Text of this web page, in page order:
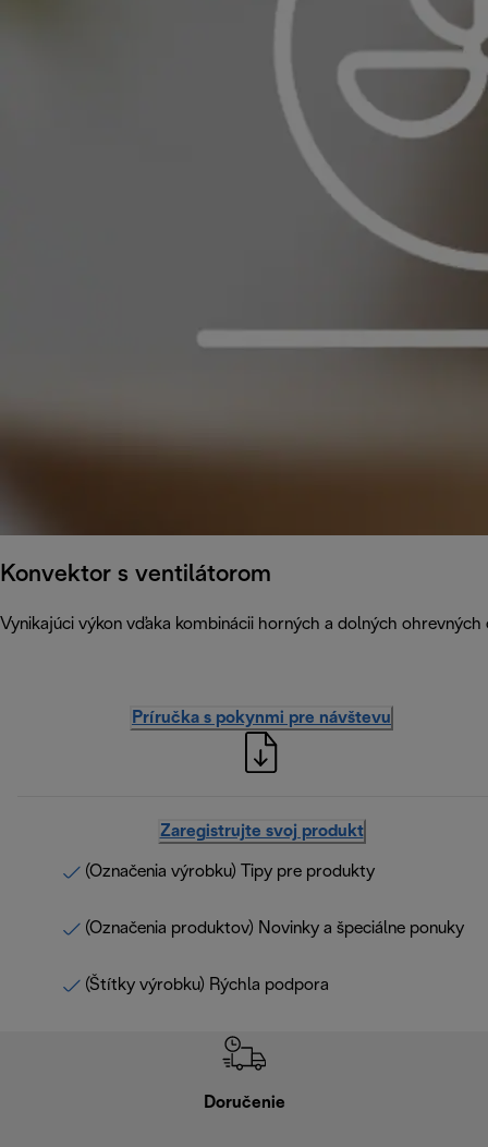
Konvektor s ventilátorom
Vynikajúci výkon vďaka kombinácii horných a dolných
Príručka s pokynmi pre návštevu
Zaregistrujte svoj produkt
(Označenia výrobku) Tipy pre produkty
(Označenia produktov) Novinky a špeciálne ponuky
(Štítky výrobku) Rýchla podpora
Doručenie